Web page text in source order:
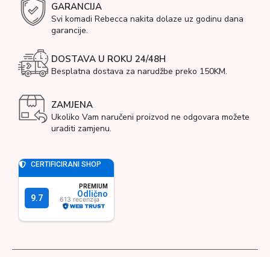
GARANCIJA
Svi komadi Rebecca nakita dolaze uz godinu dana
garancije.
DOSTAVA U ROKU 24/48H
Besplatna dostava za narudžbe preko 150KM.
ZAMJENA
Ukoliko Vam naručeni proizvod ne odgovara možete
uraditi zamjenu.